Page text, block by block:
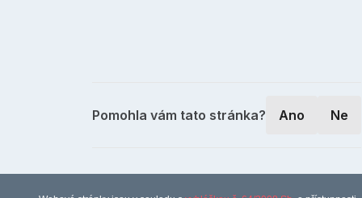
Pomohla vám tato stránka? Ano Ne